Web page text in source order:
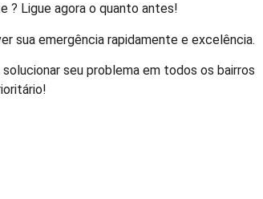
? Ligue agora o quanto antes!
sua emergência rapidamente e excelência.
seu problema em todos os bairros